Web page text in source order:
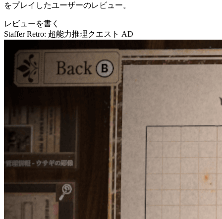
をプレイしたユーザーのレビュー。
レビューを書く
Staffer Retro: 超能力推理クエスト AD